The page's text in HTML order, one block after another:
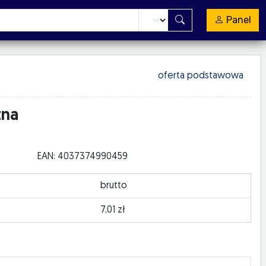
Panel
oferta podstawowa
EAN: 4037374990459
brutto
7,01 zł